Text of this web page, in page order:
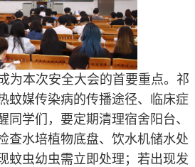
为本次安全大会的首要重点。祁
蚊媒传染病的传播途径、临床症
同学们，要定期清理宿舍阳台、
查水培植物底盘、饮水机储水处
蚊虫幼虫需立即处理；若出现发